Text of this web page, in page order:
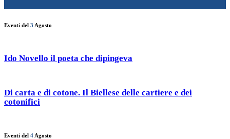
Eventi del 3 Agosto
Ido Novello il poeta che dipingeva
Di carta e di cotone. Il Biellese delle cartiere e dei
cotonifici
Eventi del 4 Agosto